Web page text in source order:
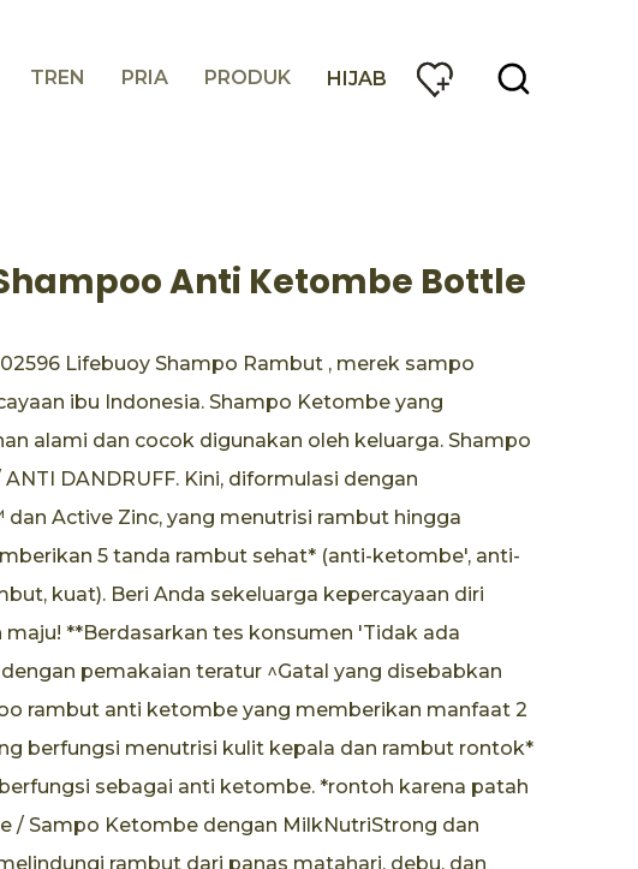
TREN PRIA PRODUK HIJAB
Anti Ketombe Bottle
Lifebuoy Shampo Rambut , merek sampo
ibu Indonesia. Shampo Ketombe yang
alami dan cocok digunakan oleh keluarga. Shampo
DANDRUFF. Kini, diformulasi dengan
Active Zinc, yang menutrisi rambut hingga
5 tanda rambut sehat* (anti-ketombe', anti-
kuat). Beri Anda sekeluarga kepercayaan diri
**Berdasarkan tes konsumen 'Tidak ada
pemakaian teratur ^Gatal yang disebabkan
rambut anti ketombe yang memberikan manfaat 2
berfungsi menutrisi kulit kepala dan rambut rontok*
sebagai anti ketombe. *rontoh karena patah
/ Sampo Ketombe dengan MilkNutriStrong dan
rambut dari panas matahari, debu, dan